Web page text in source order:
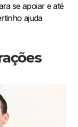
se apoiar e até
ajuda